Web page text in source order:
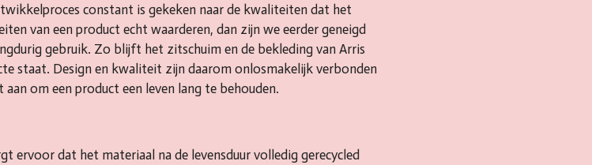
constant is gekeken naar de kwaliteiten dat het
van een product echt waarderen, dan zijn we eerder geneigd
gebruik. Zo blijft het zitschuim en de bekleding van Arris
staat. Design en kwaliteit zijn daarom onlosmakelijk verbonden
om een product een leven lang te behouden.
ervoor dat het materiaal na de levensduur volledig gerecycled